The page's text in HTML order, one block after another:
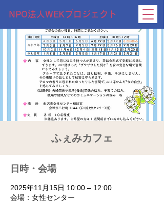
NPO法人WEKプロジェクト
ふぇみカフェ
日時・会場
2025年11月15日 10:00 – 12:00
会場：女性センター